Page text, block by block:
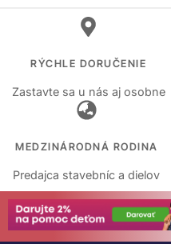
RÝCHLE DORUČENIE
Zastavte sa u nás aj osobne
MEDZINÁRODNÁ RODINA
Predajca stavebníc a dielov